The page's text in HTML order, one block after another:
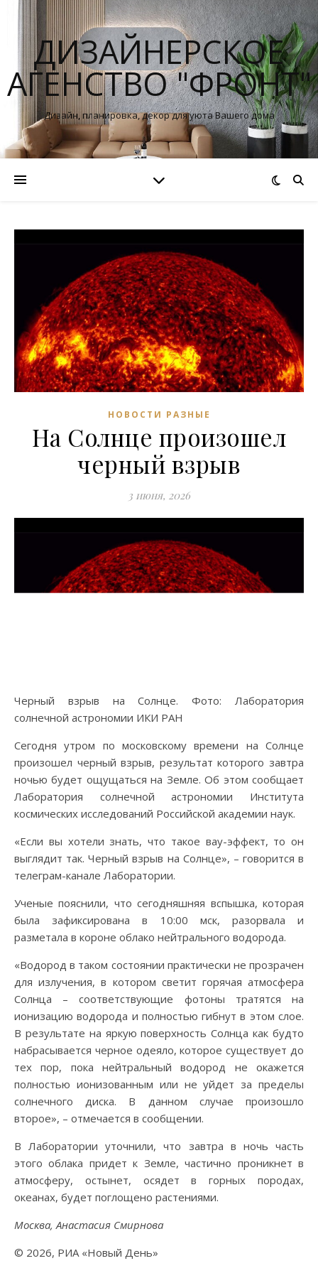
ДИЗАЙНЕРСКОЕ
АГЕНСТВО "ФРОНТ"
Дизайн, планировка, декор для уюта Вашего дома
НОВОСТИ РАЗНЫЕ
На Солнце произошел
черный взрыв
3 июня, 2026
Черный взрыв на Солнце. Фото: Лаборатория
солнечной астрономии ИКИ РАН
Сегодня утром по московскому времени на Солнце
произошел черный взрыв, результат которого завтра
ночью будет ощущаться на Земле. Об этом сообщает
Лаборатория солнечной астрономии Института
космических исследований Российской академии наук.
«Если вы хотели знать, что такое вау-эффект, то он
выглядит так. Черный взрыв на Солнце», – говорится в
телеграм-канале Лаборатории.
Ученые пояснили, что сегодняшняя вспышка, которая
была зафиксирована в 10:00 мск, разорвала и
разметала в короне облако нейтрального водорода.
«Водород в таком состоянии практически не прозрачен
для излучения, в котором светит горячая атмосфера
Солнца – соответствующие фотоны тратятся на
ионизацию водорода и полностью гибнут в этом слое.
В результате на яркую поверхность Солнца как будто
набрасывается черное одеяло, которое существует до
тех пор, пока нейтральный водород не окажется
полностью ионизованным или не уйдет за пределы
солнечного диска. В данном случае произошло
второе», – отмечается в сообщении.
В Лаборатории уточнили, что завтра в ночь часть
этого облака придет к Земле, частично проникнет в
атмосферу, остынет, осядет в горных породах,
океанах, будет поглощено растениями.
Москва, Анастасия Смирнова
© 2026, РИА «Новый День»